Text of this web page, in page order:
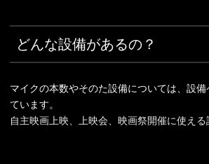
どんな設備があるの？
マイクの本数やそのた設備については、設
ています。
自主映画上映、上映会、映画祭開催に使える